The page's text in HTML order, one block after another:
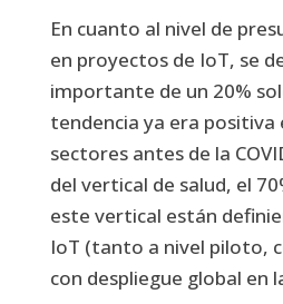
En cuanto al nivel de
en proyectos de IoT, se
importante de un 20%
tendencia ya era positiva
sectores antes de la
del vertical de salud, el
este vertical están
IoT (tanto a nivel piloto,
con despliegue global en